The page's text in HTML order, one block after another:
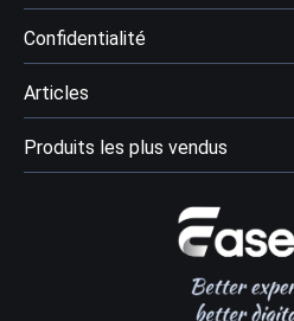
À Propos
Avis & récompenses
Contactez EaseUS
Confidentialité
Désinstaller
Politique de remboursement
Conditions générales
Articles
Récupération des données
Avis logiciel récupération données
Gestion de partition
Sauvegarde & Restauration
Produits les plus vendus
Data Recovery Wizard Pro
Data Recovery Wizard for Mac Pro